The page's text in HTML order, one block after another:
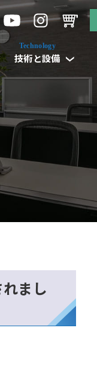
技術と設備
まし